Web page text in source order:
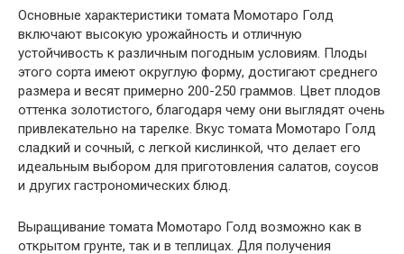
Основные характеристики томата Момотаро Голд
включают высокую урожайность и отличную
устойчивость к различным погодным условиям. Плоды
этого сорта имеют округлую форму, достигают среднего
размера и весят примерно 200-250 граммов. Цвет плодов
оттенка золотистого, благодаря чему они выглядят очень
привлекательно на тарелке. Вкус томата Момотаро Голд
сладкий и сочный, с легкой кислинкой, что делает его
идеальным выбором для приготовления салатов, соусов
и других гастрономических блюд.
Выращивание томата Момотаро Голд возможно как в
открытом грунте, так и в теплицах. Для получения